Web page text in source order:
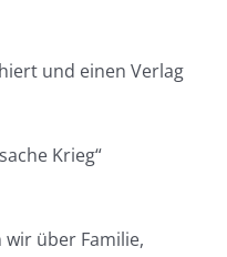
und einen Verlag
Krieg“
über Familie,